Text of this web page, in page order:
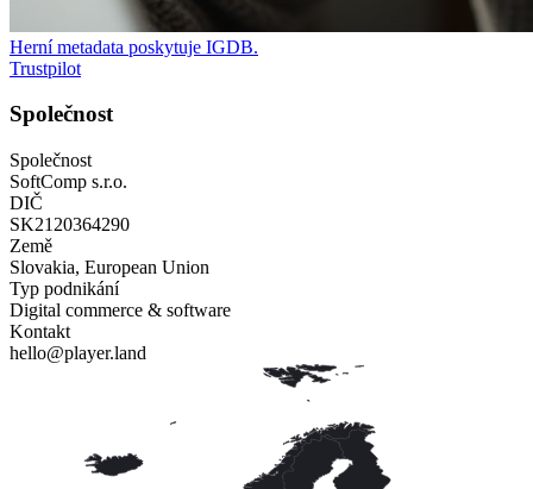
Herní metadata poskytuje IGDB.
Trustpilot
Společnost
Společnost
SoftComp s.r.o.
DIČ
SK2120364290
Země
Slovakia, European Union
Typ podnikání
Digital commerce & software
Kontakt
hello@player.land